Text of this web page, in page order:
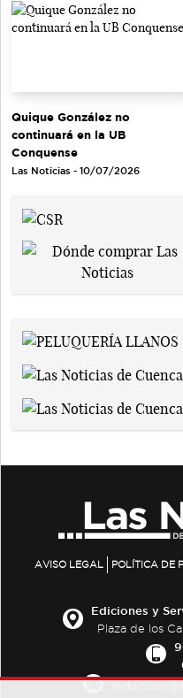
Quique González no
continuará en la UB
Conquense
Las Noticias - 10/07/2026
AVISO LEGAL POLÍTICA DE
Ediciones y
Plaza de los